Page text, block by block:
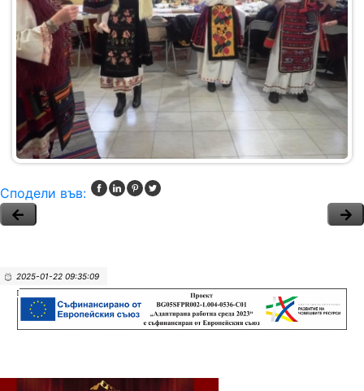
Сподели във:
2025-01-22 09:35:09